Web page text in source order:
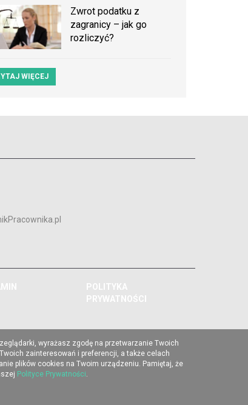
Zwrot podatku z
zagranicy – jak go
rozliczyć?
WIĘCEJ
POLITYKA
PRYWATNOŚCI
wyrażasz zgodę na przetwarzanie Twoich
zainteresowań i preferencji, a także celach
plików cookies na Twoim urządzeniu. Pamiętaj, że
Polityce Prywatności.